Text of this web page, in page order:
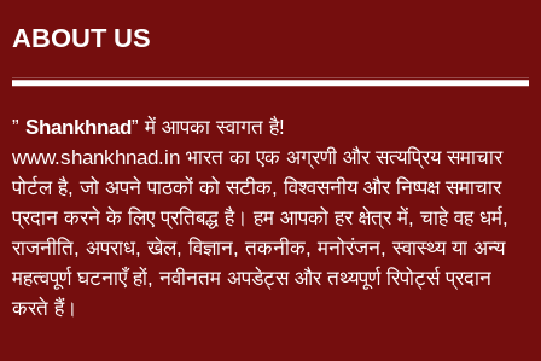
ABOUT US
” Shankhnad” में आपका स्वागत है!
www.shankhnad.in भारत का एक अग्रणी और सत्यप्रिय समाचार
पोर्टल है, जो अपने पाठकों को सटीक, विश्वसनीय और निष्पक्ष समाचार
प्रदान करने के लिए प्रतिबद्ध है। हम आपको हर क्षेत्र में, चाहे वह धर्म,
राजनीति, अपराध, खेल, विज्ञान, तकनीक, मनोरंजन, स्वास्थ्य या अन्य
महत्वपूर्ण घटनाएँ हों, नवीनतम अपडेट्स और तथ्यपूर्ण रिपोर्ट्स प्रदान
करते हैं।